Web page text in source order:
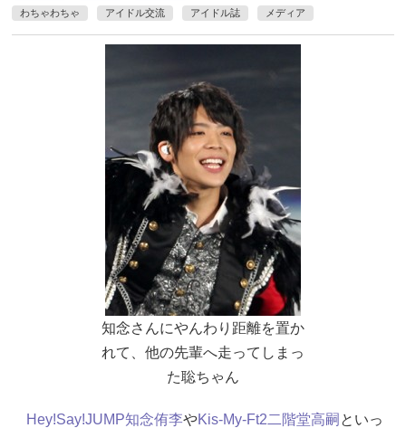
わちゃわちゃ
アイドル交流 アイドル誌 メディア
知念さんにやんわり距離を置か
れて、他の先輩へ走ってしまっ
た聡ちゃん
Hey!Say!JUMP知念侑李やKis-My-Ft2二階堂高嗣 といっ